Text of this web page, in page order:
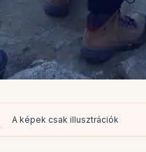
A képek csak illusztrációk